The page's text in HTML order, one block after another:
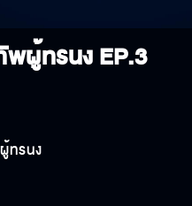
พผู้ทรนงEP.3
ทรนง